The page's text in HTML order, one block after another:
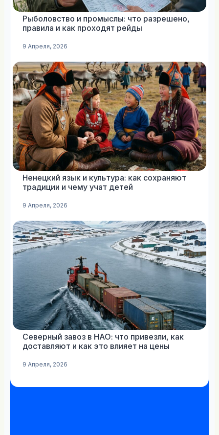
Рыболовство и промыслы: что разрешено,
правила и как проходят рейды
9 Апреля, 2026
Ненецкий язык и культура: как сохраняют
традиции и чему учат детей
9 Апреля, 2026
Северный завоз в НАО: что привезли, как
доставляют и как это влияет на цены
9 Апреля, 2026